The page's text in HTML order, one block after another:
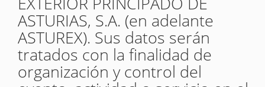
ASTURIAS, S.A. (en adelante
ASTUREX). Sus datos serán
tratados con la finalidad de
organización y control del